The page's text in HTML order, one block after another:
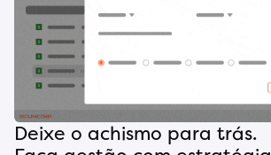
Deixe o achismo para trás.